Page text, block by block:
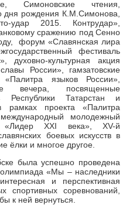
Симоновские чтения,
дня рождения К.М.Симонова,
удар 2015. Контрудар»,
сражению под Сенно
форум «Славянская лира
фестиваль
духовно-культурная акция
России», гамзатовские
языков России»,
вечера, посвященные
Татарстан и
рамках проекта «Палитра
молодежный
«Лидер XXI века», XV-й
боевых искусств в
ёлки и многое другое.
была успешно проведена
олимпиада «Мы – наследники
и перспективная
соревнований,
к ней вернуться.